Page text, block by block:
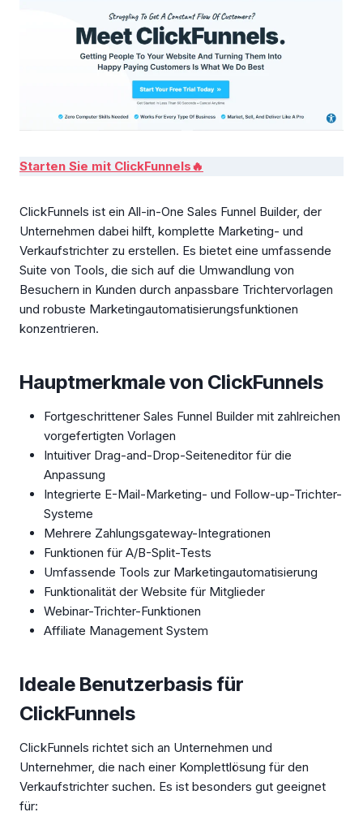
Starten Sie mit ClickFunnels🔥
ClickFunnels ist ein All-in-One Sales Funnel Builder, der
Unternehmen dabei hilft, komplette Marketing- und
Verkaufstrichter zu erstellen. Es bietet eine umfassende
Suite von Tools, die sich auf die Umwandlung von
Besuchern in Kunden durch anpassbare Trichtervorlagen
und robuste Marketingautomatisierungsfunktionen
konzentrieren.
Hauptmerkmale von ClickFunnels
Fortgeschrittener Sales Funnel Builder mit zahlreichen
vorgefertigten Vorlagen
Intuitiver Drag-and-Drop-Seiteneditor für die
Anpassung
Integrierte E-Mail-Marketing- und Follow-up-Trichter-
Systeme
Mehrere Zahlungsgateway-Integrationen
Funktionen für A/B-Split-Tests
Umfassende Tools zur Marketingautomatisierung
Funktionalität der Website für Mitglieder
Webinar-Trichter-Funktionen
Affiliate Management System
Ideale Benutzerbasis für
ClickFunnels
ClickFunnels richtet sich an Unternehmen und
Unternehmer, die nach einer Komplettlösung für den
Verkaufstrichter suchen. Es ist besonders gut geeignet
für: